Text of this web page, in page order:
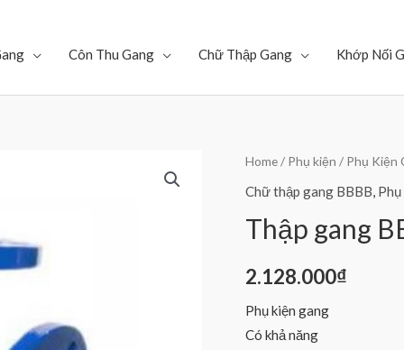
Côn Thu Gang Chữ Thập Gang Khớp Nối
Home/ Phụ kiện / Phụ Kiện
Chữ thập gang BBBB,
Thập gang
2.128.000₫
Phụ kiện gang
Có khả năng